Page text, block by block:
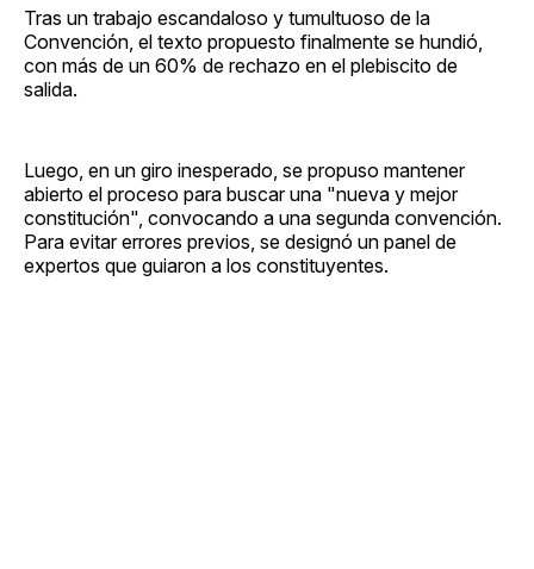
Tras un trabajo escandaloso y tumultuoso de la
Convención, el texto propuesto finalmente se hundió,
con más de un 60% de rechazo en el plebiscito de
salida.
Luego, en un giro inesperado, se propuso mantener
abierto el proceso para buscar una "nueva y mejor
constitución", convocando a una segunda convención.
Para evitar errores previos, se designó un panel de
expertos que guiaron a los constituyentes.